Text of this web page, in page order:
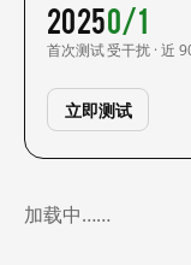
2025
首次测试
0/1
受干扰 · 近
立即测试
加载中……